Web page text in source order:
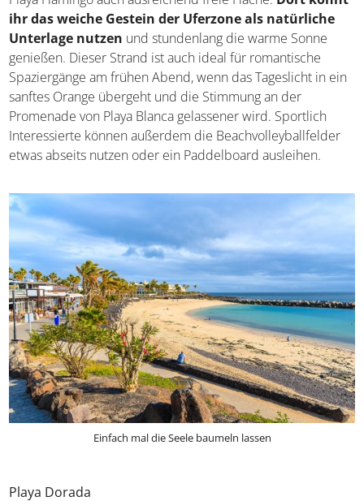
ihr das weiche Gestein der Uferzone als natürliche
Unterlage nutzen und stundenlang die warme Sonne
genießen. Dieser Strand ist auch ideal für romantische
Spaziergänge am frühen Abend, wenn das Tageslicht in ein
sanftes Orange übergeht und die Stimmung an der
Promenade von Playa Blanca gelassener wird. Sportlich
Interessierte können außerdem die Beachvolleyballfelder
etwas abseits nutzen oder ein Paddelboard ausleihen.
Einfach mal die Seele baumeln lassen
Playa Dorada